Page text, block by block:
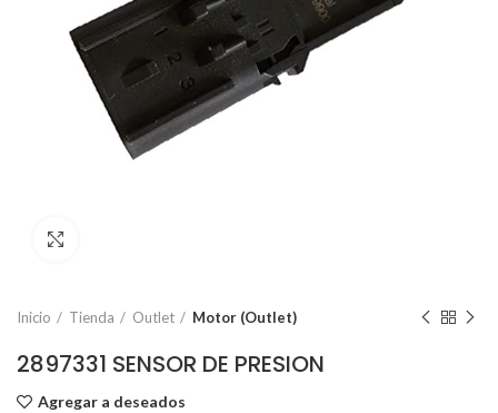
Inicio Tienda Outlet Motor (Outlet)
2897331 SENSOR DE PRESION
Agregar a deseados